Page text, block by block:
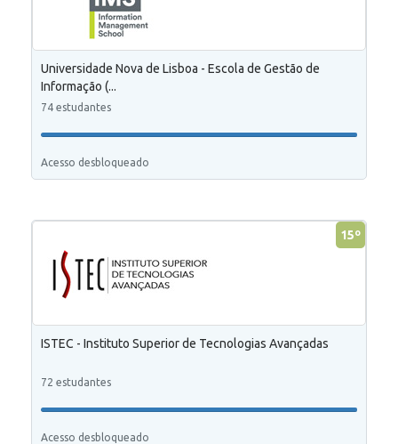
Universidade Nova de Lisboa - Escola de Gestão de
Informação (...
74 estudantes
Acesso desbloqueado
15º
ISTEC - Instituto Superior de Tecnologias Avançadas
72 estudantes
Acesso desbloqueado